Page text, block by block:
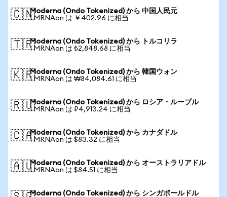
🇨🇳Moderna (Ondo Tokenized) から 中国人民元
1 MRNAon は ￥402.96 に相当
🇹🇷Moderna (Ondo Tokenized) から トルコリラ
1 MRNAon は ₺2,848.68 に相当
🇰🇷Moderna (Ondo Tokenized) から 韓国ウォン
1 MRNAon は ₩84,084.61 に相当
🇷🇺Moderna (Ondo Tokenized) から ロシア・ルーブル
1 MRNAon は ₽4,913.24 に相当
🇨🇦Moderna (Ondo Tokenized) から カナダドル
1 MRNAon は $83.32 に相当
🇦🇺Moderna (Ondo Tokenized) から オーストラリアドル
1 MRNAon は $84.51 に相当
Moderna (Ondo Tokenized) から シンガポールドル